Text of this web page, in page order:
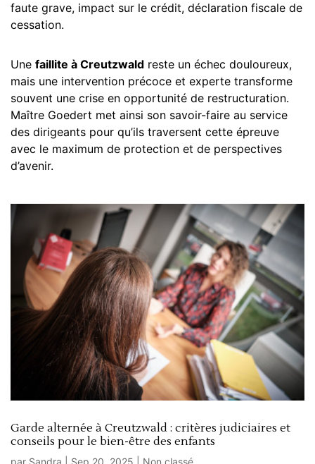
faute grave, impact sur le crédit, déclaration fiscale de
cessation.
Une faillite à Creutzwald reste un échec douloureux,
mais une intervention précoce et experte transforme
souvent une crise en opportunité de restructuration.
Maître Goedert met ainsi son savoir-faire au service
des dirigeants pour qu’ils traversent cette épreuve
avec le maximum de protection et de perspectives
d’avenir.
Garde alternée à Creutzwald : critères judiciaires et
conseils pour le bien-être des enfants
par Sandra Sep 20, 2025 Non classé